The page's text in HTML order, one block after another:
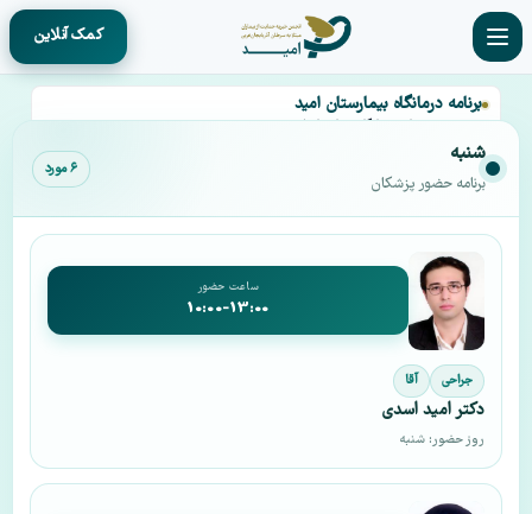
کمک آنلاین
برنامه درمانگاه بیمارستان امید
خیریه امید » برنامه درمانگاه بیمارستان امید
شنبه
برنامه حضور پزشکان
۶ مورد
ساعت حضور
10:00-13:00
جراحی آقا
دکتر امید اسدی
روز حضور: شنبه